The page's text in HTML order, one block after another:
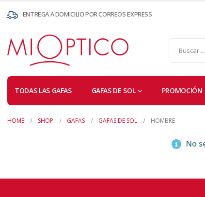
ENTREGA A DOMICILIO POR CORREOS EXPRESS
TODAS LAS GAFAS GAFAS DE SOL PROMOCIÓN
HOME SHOP GAFAS GAFAS DE SOL HOMBRE
No